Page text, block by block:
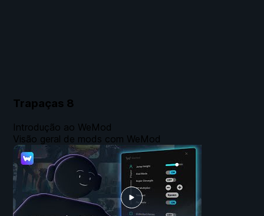
Trapaças 8
Introdução ao WeMod
Visão geral de mods com WeMod